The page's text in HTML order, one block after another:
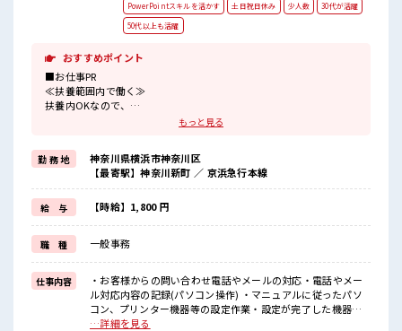
PowerPointスキルを活かす
土日祝日休み 少人数
30代が活躍
50代以上も活躍
おすすめポイント
■お仕事PR
≪扶養範囲内で働く≫
扶養内OKなので、
主婦&主夫さんも気軽にご応募くださいね♪
場合によってはお願いすることもありますが、
残業はほとんどナシ！
≪週休2日制≫
週末は家族や友人と一緒にプライベート満喫！
≪初めての仕事だけど自分にもできそう≫
新しいことにチャレンジするのは不安だけど、
しっかり働く環境が整っています！
イチからスキルUP・ステップUP目指していきましょう！
≪収入アップを目指せる≫
高時給だらけの派遣のお仕事です！
■職場の雰囲気
少人数でアットホームな雰囲気の職場！
もっと見る
勤 務 地
神奈川県横浜市神奈川区
【最寄駅】神奈川新町 ／ 京浜急行本線
給 与 【時給】1,800 円
職 種 一般事務
仕事内容
・お客様からの問い合わせ電話やメールの対応・電話やメー
ル対応内容の記録(パソコン操作) ・マニュアルに従ったパソ
コン、プリンター機器等の設定作業・設定が完了した機器を
梱包しお客様先に発送・請求書の作成、整理 ■お仕事PR ≪扶
…詳細を見る